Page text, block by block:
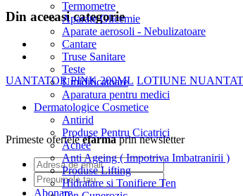
Termometre
Aparate Glicemie
Aparate aerosoli - Nebulizatoare
Cantare
Truse Sanitare
Teste
Umidificatoare
Aparatura pentru medici
Dermatologice Cosmetice
Antirid
Produse Pentru Cicatrici
Acnee
Anti Ageing ( Impotriva Imbatranirii )
Produse Lifting
Hidratare si Tonifiere Ten
Din aceeasi categorie
LOTIUNE
Primeste oferteleefarmaprin newsletter
Abonare